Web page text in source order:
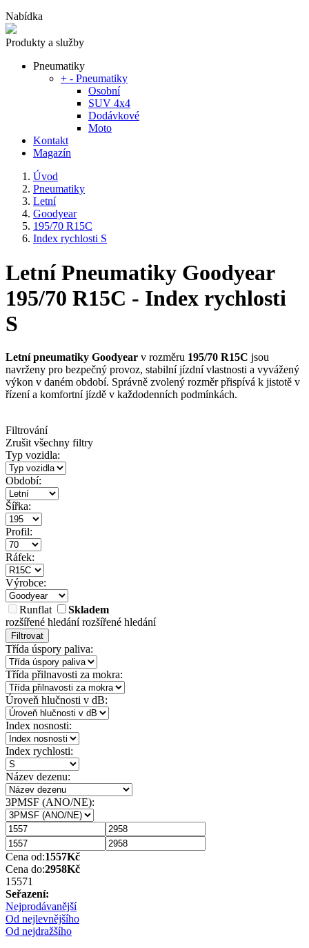
Nabídka
Produkty a služby
Pneumatiky
+ - Pneumatiky
Osobní
SUV 4x4
Dodávkové
Moto
Kontakt
Magazín
Úvod
Pneumatiky
Letní
Goodyear
195/70 R15C
Index rychlosti S
Letní Pneumatiky Goodyear
195/70 R15C - Index rychlosti
S
Letní pneumatiky Goodyear v rozměru 195/70 R15C jsou
navrženy pro bezpečný provoz, stabilní jízdní vlastnosti a vyvážený
výkon v daném období. Správně zvolený rozměr přispívá k jistotě v
řízení a komfortní jízdě v každodenních podmínkách.
Filtrování
Zrušit všechny filtry
Typ vozidla:
Období:
Šířka:
Profil:
Ráfek:
Výrobce:
Runflat
Skladem
rozšířené hledánírozšířené hledání
Filtrovat
Třída úspory paliva:
Třída přilnavosti za mokra:
Úroveň hlučnosti v dB:
Index nosnosti:
Index rychlosti:
Název dezenu:
3PMSF (ANO/NE):
Cena od:1557Kč
Cena do:2958Kč
15571
Seřazení:
Nejprodávanější
Od nejlevnějšího
Od nejdražšího